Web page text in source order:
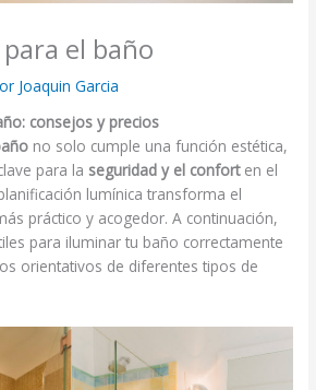
el baño
Joaquin Garcia
consejos y precios
no solo cumple una función estética,
para la seguridad y el conforten el
lumínica transforma el
práctico y acogedor. A continuación,
para iluminar tu baño correctamente
orientativos de diferentes tipos de